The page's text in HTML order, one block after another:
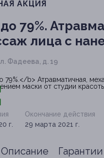
АКЦИЯ
79%.
лица с
Фадеева, д. 19
г.
Окончание действия
29 марта 2021 г.
Описание Гарантии